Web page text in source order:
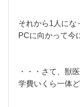
それから1人にな
PCに向かって今
・・・さて、獣
学費いくら一体